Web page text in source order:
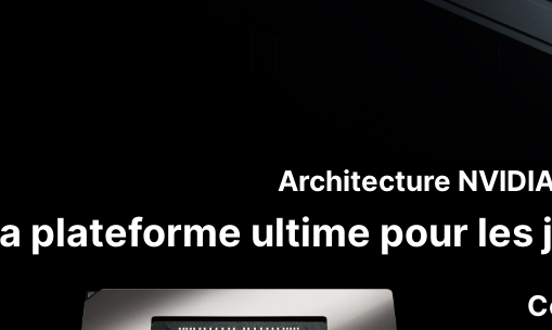
Architecture
plateforme ultime pour